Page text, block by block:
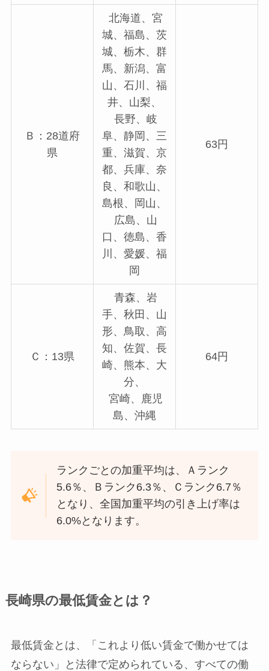
Ｂ：28道府
県
北海道、宮
城、福島、茨
城、栃木、群
馬、新潟、富
山、石川、福
井、山梨、
長野、岐
阜、静岡、三
重、滋賀、京
都、兵庫、奈
良、和歌山、
島根、岡山、
広島、山
口、徳島、香
川、愛媛、福
岡
63円
Ｃ：13県
青森、岩
手、秋田、山
形、鳥取、高
知、佐賀、長
崎、熊本、大
分、
宮崎、鹿児
島、沖縄
64円
ランクごとの加重平均は、Ａランク
5.6％、Ｂランク6.3％、Ｃランク6.7％
となり、全国加重平均の引き上げ率は
6.0%となります。
長崎県の最低賃金とは？
最低賃金とは、「これより低い賃金で働かせては
ならない」と法律で定められている、すべての働